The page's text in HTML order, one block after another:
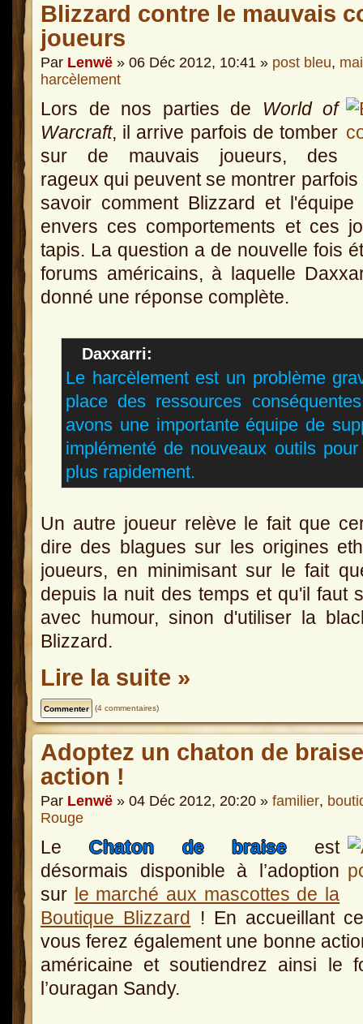
Blizzard contre le mauvais
joueurs
Par Lenwë » 06 Déc 2012, 10:41 » post bleu,
harcèlement
Lors de nos parties de World of
Warcraft, il arrive parfois de tomber
sur de mauvais joueurs, des
rageux qui peuvent se montrer
savoir comment Blizzard et
envers ces comportements et ces
tapis. La question a de nouvelle fois
forums américains, à laquelle
donné une réponse complète.
Daxxarri:
Le harcèlement est un problème
place des ressources
avons une importante équipe de
implémenté de nouveaux outils
plus rapidement.
Un autre joueur relève le fait que
dire des blagues sur les origines
joueurs, en minimisant sur le fait
depuis la nuit des temps et qu'il faut
avec humour, sinon d'utiliser la
Blizzard.
Lire la suite »
(4 commentaires)
Adoptez un chaton de
action !
Par Lenwë » 04 Déc 2012, 20:20 » familier,
Rouge
LeChaton de braiseest
désormais disponible à l’adoption
sur le marché aux mascottes de la
Boutique Blizzard
! En accueillant
vous ferez également une bonne
américaine et soutiendrez ainsi le
l’ouragan Sandy.